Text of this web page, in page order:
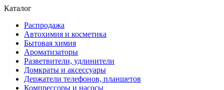
Каталог
Распродажа
Автохимия и косметика
Бытовая химия
Ароматизаторы
Разветвители, удлинители
Домкраты и аксессуары
Держатели телефонов, планшетов
Компрессоры и насосы